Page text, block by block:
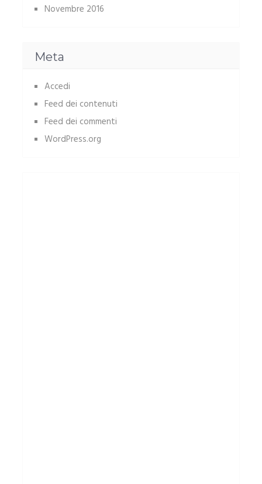
Novembre 2016
Meta
Accedi
Feed dei contenuti
Feed dei commenti
WordPress.org